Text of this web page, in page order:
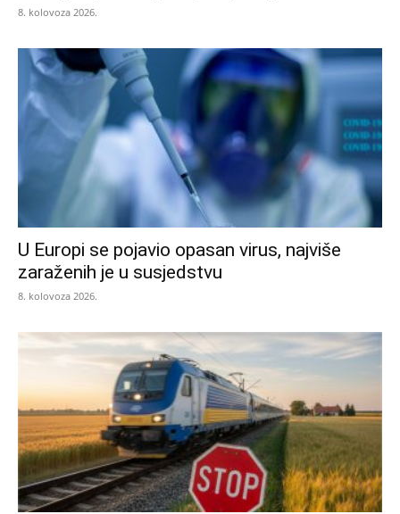
8. kolovoza 2026.
U Europi se pojavio opasan virus, najviše
zaraženih je u susjedstvu
8. kolovoza 2026.